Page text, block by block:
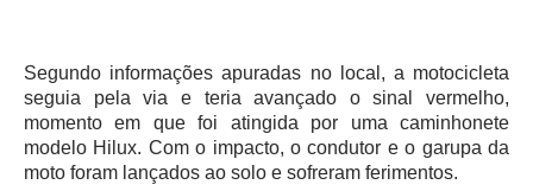
Segundo informações apuradas no local, a motocicleta
seguia pela via e teria avançado o sinal vermelho,
momento em que foi atingida por uma caminhonete
modelo Hilux. Com o impacto, o condutor e o garupa da
moto foram lançados ao solo e sofreram ferimentos.